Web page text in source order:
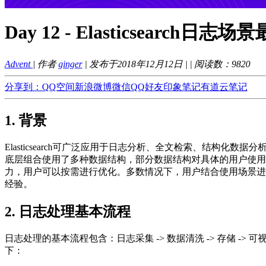
Day 12 - Elasticsearch日志场景
Advent | 作者ginger| 发布于2018年12月12日 | | 阅读数： 9820
分享到： QQ空间新浪微博微信QQ好友印象笔记有道云笔记
1. 背景
Elasticsearch可广泛应用于日志分析、全文检索、结构化数据
底层组合使用了多种数据结构，部分数据结构对具体的用户使
力，用户可以按需进行优化。多数情况下，用户结合使用场景
经验。
2. 日志处理基本流程
日志处理的基本流程包含：日志采集 -> 数据清洗 -> 存储 ->
下：